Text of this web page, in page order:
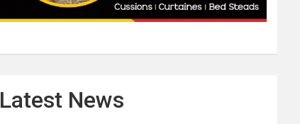
Latest News